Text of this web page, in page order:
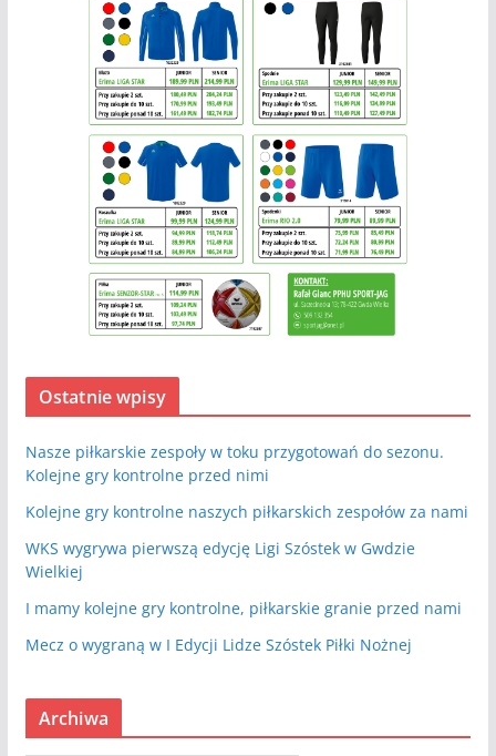
Ostatnie wpisy
Nasze piłkarskie zespoły w toku przygotowań do sezonu.
Kolejne gry kontrolne przed nimi
Kolejne gry kontrolne naszych piłkarskich zespołów za nami
WKS wygrywa pierwszą edycję Ligi Szóstek w Gwdzie
Wielkiej
I mamy kolejne gry kontrolne, piłkarskie granie przed nami
Mecz o wygraną w I Edycji Lidze Szóstek Piłki Nożnej
Archiwa